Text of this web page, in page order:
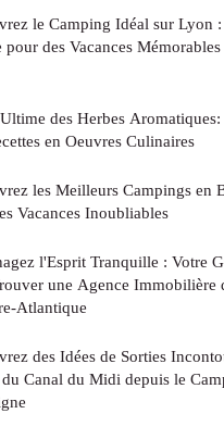
le Camping Idéal sur Lyon
pour des Vacances
des Herbes
en Oeuvres Culinaires
les Meilleurs Campings en
Vacances Inoubliables
l'Esprit Tranquille : Votre
une Agence Immobilière
Atlantique
des Idées de Sorties
Canal du Midi depuis le